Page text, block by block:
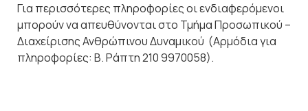
Για περισσότερες πληροφορίες οι ενδιαφερόμενοι
μπορούν να απευθύνονται στο Τμήμα Προσωπικού –
Διαχείρισης Ανθρώπινου Δυναμικού (Αρμόδια για
πληροφορίες: Β. Ράπτη 210 9970058).